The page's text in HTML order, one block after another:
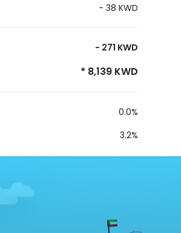
- 38 KWD
- 271 KWD
* 8,139 KWD
0.0%
3.2%